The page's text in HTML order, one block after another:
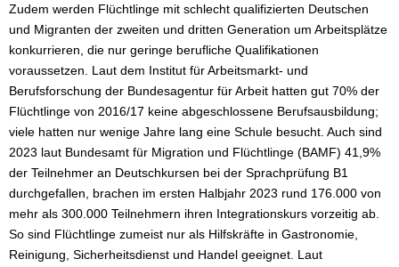
Zudem werden Flüchtlinge mit schlecht qualifizierten Deutschen
und Migranten der zweiten und dritten Generation um Arbeitsplätze
konkurrieren, die nur geringe berufliche Qualifikationen
voraussetzen. Laut dem Institut für Arbeitsmarkt- und
Berufsforschung der Bundesagentur für Arbeit hatten gut 70% der
Flüchtlinge von 2016/17 keine abgeschlossene Berufsausbildung;
viele hatten nur wenige Jahre lang eine Schule besucht. Auch sind
2023 laut Bundesamt für Migration und Flüchtlinge (BAMF) 41,9%
der Teilnehmer an Deutschkursen bei der Sprachprüfung B1
durchgefallen, brachen im ersten Halbjahr 2023 rund 176.000 von
mehr als 300.000 Teilnehmern ihren Integrationskurs vorzeitig ab.
So sind Flüchtlinge zumeist nur als Hilfskräfte in Gastronomie,
Reinigung, Sicherheitsdienst und Handel geeignet. Laut